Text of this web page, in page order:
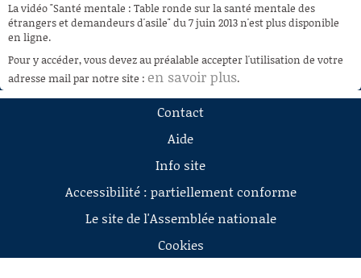
À LA DEMANDE
RECHERCHE
AIDE À LA DÉCOUPE
DE VIDÉOS
La vidéo "Santé mentale : Table ronde sur la santé mentale des
étrangers et demandeurs d'asile" du 7 juin 2013 n'est plus disponible
en ligne.
Pour y accéder, vous devez au préalable accepter l'utilisation de votre
adresse mail par notre site : en savoir plus.
Contact
Aide
Info site
Accessibilité : partiellement conforme
Le site de l'Assemblée nationale
Cookies